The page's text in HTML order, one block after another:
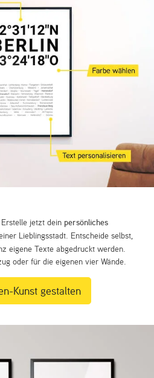
jetzt dein persönliches
Lieblingsstadt. Entscheide selbst,
eigene Texte abgedruckt werden.
oder für die eigenen vier Wände.
Kunst gestalten